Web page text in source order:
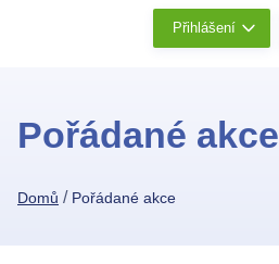
Přihlášení
Pořádané akce
Domů / Pořádané akce